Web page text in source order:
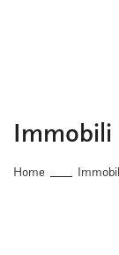
Immobili
Home